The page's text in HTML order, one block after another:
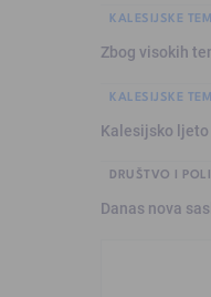
KALESIJSKE
Zbog visokih
KALESIJSKE
Kalesijsko ljeto
DRUŠTVO I
Danas nova